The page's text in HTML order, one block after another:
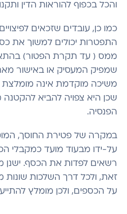
והכל בכפוף להוראות הדין
כמו כן, עובדים שזכאים
התפטרות יכולים למשוך את
שמפיק המעסיק או באישור
משיכה מוקדמת אינה
שכן היא צפויה להביא
הפנסיה.
במקרה של פטירת החוסך,
על-ידו מבעוד מועד כמקבלי
רשאים לפדות את הכסף. ישנן
זאת, ולכל דרך השלכות שונות
על הכספים, ולכן מומלץ